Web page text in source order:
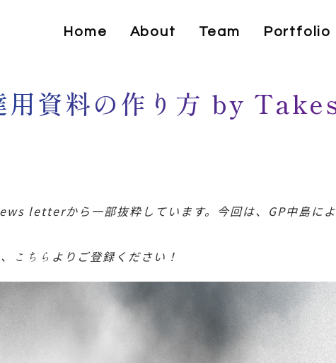
Home About Team Portfolio
用資料の作り方 by
letterから一部抜粋しています。今回は、GP中島に
こちら よりご登録ください！